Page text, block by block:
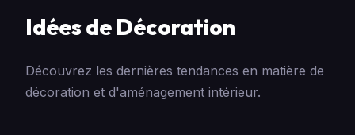
Idées de Décoration
Découvrez les dernières tendances en matière de
décoration et d'aménagement intérieur.